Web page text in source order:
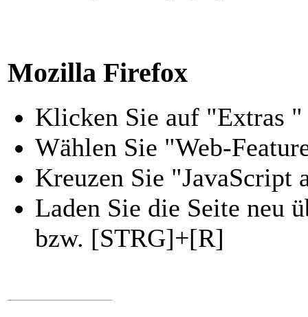
Mozilla Firefox
Klicken Sie auf "Extras
Wählen Sie "Web-
Kreuzen Sie "JavaScript
Laden Sie die Seite
bzw. [STRG]+[R]